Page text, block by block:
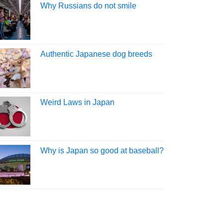
Why Russians do not smile
Authentic Japanese dog breeds
Weird Laws in Japan
Why is Japan so good at baseball?